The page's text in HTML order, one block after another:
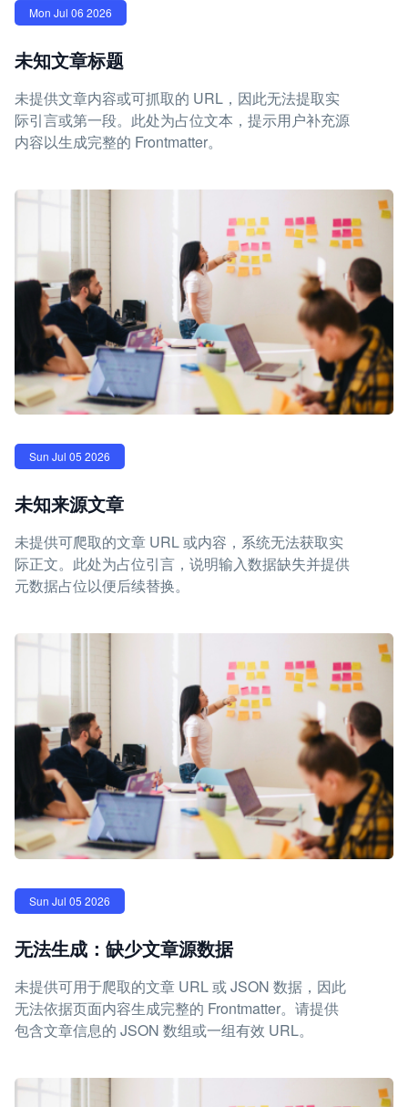
Mon Jul 06 2026
未知文章标题
未提供文章内容或可抓取的 URL，因此无法提取实
际引言或第一段。此处为占位文本，提示用户补充源
内容以生成完整的 Frontmatter。
Sun Jul 05 2026
未知来源文章
未提供可爬取的文章 URL 或内容，系统无法获取实
际正文。此处为占位引言，说明输入数据缺失并提供
元数据占位以便后续替换。
Sun Jul 05 2026
无法生成：缺少文章源数据
未提供可用于爬取的文章 URL 或 JSON 数据，因此
无法依据页面内容生成完整的 Frontmatter。请提供
包含文章信息的 JSON 数组或一组有效 URL。